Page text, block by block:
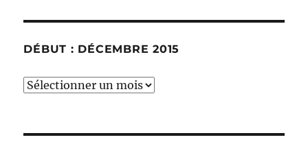
DÉBUT : DÉCEMBRE 2015
début